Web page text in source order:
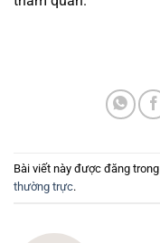
Bài viết này được đăng trong
thường trực.